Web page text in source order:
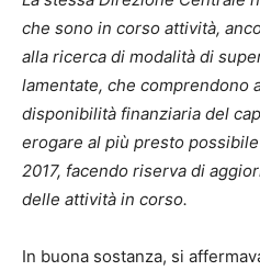
che sono in corso attività,
alla ricerca di modalità di
lamentate, che comprendono
disponibilità finanziaria del
erogare al più presto
2017, facendo riserva di
delle attività in corso.
In buona sostanza, si